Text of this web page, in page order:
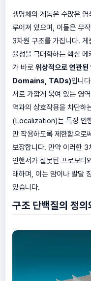
생명체의 게놈은 수많은
루어져 있으며, 이들은 무
3차원 구조를 가집니다.
율성을 극대화하는 핵심
가 바로 위상적으로 연
Domains, TADs)입니
서로 가깝게 묶여 있는 영
역과의 상호작용을 차단하
(Localization)는 특정 인
만 작용하도록 제한함으
보장합니다. 만약 이러한
인핸서가 잘못된 프로모터
래하며, 이는 암이나 발달
있습니다.
구조 단백질의 정